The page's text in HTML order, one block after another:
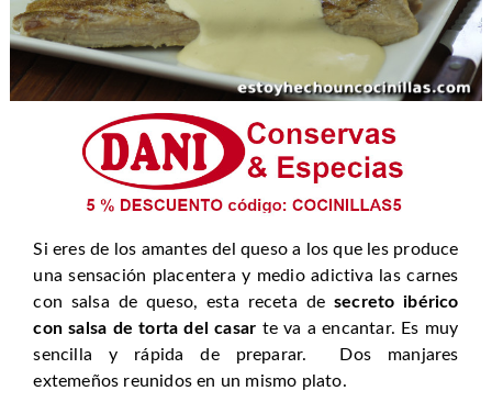
Si eres de los amantes del queso a los que les produce
una sensación placentera y medio adictiva las carnes
con salsa de queso, esta receta de secreto ibérico
con salsa de torta del casar te va a encantar. Es muy
sencilla y rápida de preparar. Dos manjares
extemeños reunidos en un mismo plato.